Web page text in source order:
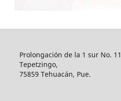
Prolongación de la 1 sur No.
Tepetzingo,
75859 Tehuacán, Pue.